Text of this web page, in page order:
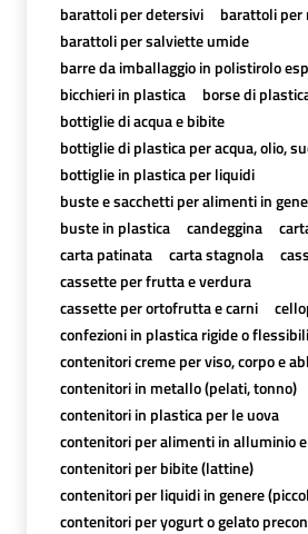
barattoli per detersivi
barattoli
barattoli per salviette umide
barre da imballaggio in polistirolo
bicchieri in plastica
borse di
bottiglie di acqua e bibite
bottiglie di plastica per acqua, olio,
bottiglie in plastica per liquidi
buste e sacchetti per alimenti in
buste in plastica
candeggina
carta patinata
carta stagnola
cassette per frutta e verdura
cassette per ortofrutta e carni
confezioni in plastica rigide o flessibili
contenitori creme per viso, corpo e
contenitori in metallo (pelati, tonno)
contenitori in plastica per le uova
contenitori per alimenti in alluminio e
contenitori per bibite (lattine)
contenitori per liquidi in genere
contenitori per yogurt o gelato